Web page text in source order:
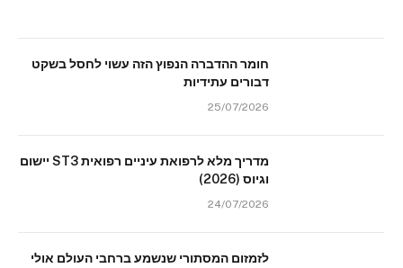
חומר ההדברה הנפוץ הזה עשוי לחסל בשקט
דבורים עתידיות
25/07/2026
מדריך מלא לרפואת עיניים רפואית ST3 יישום
וגיוס (2026)
24/07/2026
לזמזום המסתורי שנשמע ברחבי העולם אולי